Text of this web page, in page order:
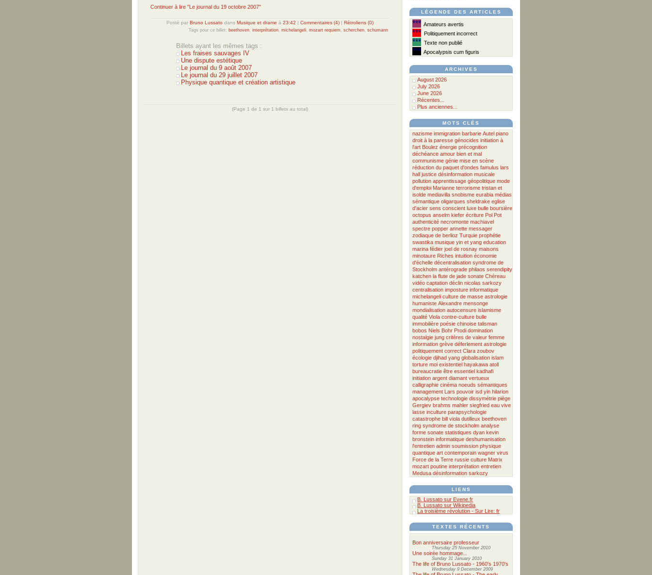
Continuer à lire "Le journal du 19 octobre 2007"
Posté par Bruno Lussato dans Musique et drame à 23:42 | Commentaires (4) | Rétroliens (0)
Tags pour ce billet: beethoven interprétation michelangeli mozart requiem scherchen schumann
Billets ayant les mêmes tags :
Les fraises sauvages IV
Une dispute estétique
Le journal du 9 août 2007
Le journal du 29 juillet 2007
Physique quantique et création artistique
(Page 1 de 1 sur 1 billets au total)
LÉGENDE DES ARTICLES
*** Amateurs avertis
*** Politiquement incorrect
*** Texte non publié
*** Apocalypsis cum figuris
ARCHIVES
August 2026
July 2026
June 2026
Récentes...
Plus anciennes...
MOTS CLÉS
nazisme immigration barbarie Autel piano
droit à la paresse génocides initiation à
l'art Boulez énergie précognition
déchéance amour bien et mal
communisme génie mise en scène
réduction du paquet d'ondes famulus lars
hall justice désinformation musicale
pollution apprentissage géopolitique mode
d'emploi Marianne terrorisme tristan et
isolde mediavilla snobisme eurabia médias
sémantique oligarques sheldrake eglise
d'acier sens conscient luxe bulle boursière
octopus anselm kiefer écriture Pol Pot
authenticité necromonte machiavel
spectre popper annette messager
zodiaque de berlioz Turquie prophétie
swastika musique yin et yang education
marina fédier joel de rosnay maisons
minotaure Riches intuition économie
d'échelle décentralisation syndrome de
Stockholm antérograde philaos serendipity
katchen la flute de jade sonate Chéreau
vidéo captation déclin nicolas sarkozy
centralisation imposture informatique
michelangeli culture de masse astrologie
humaniste Alexandre mensonge
mondialisation autocensure islamisme
qualité Viola contre-culture bulle
immobilière poésie chinoise talisman
bobos Niels Bohr Prodi domination
nostalgie jung critères de valeur femme
information grève déferlement astrologie
politiquement correct Clara zoubov
écologie djihad yang globalisation islam
torture moi existentiel hayakawa atoll
bureaucratie être essentiel kadhafi
initiation argent diamant vertueux
calligraphie cinéma noeuds sémantiques
management Lars pouvoir isd yin hilarion
apocalypse technologie dissymétrie piège
Gergiev brahms mahler siegfried eau vive
lasse inculture parapsychologie
catastrophe bill viola dutilleux beethoven
ring syndrome de stockholm analyse
forme sonate statistiques dyan kevin
bronstein informatique deshumanisation
l'entretien admin soumission physique
quantique art contemporain wagner virus
Force de la Terre russie culture Matrix
mozart poutine interprétation entretien
Medusa désinformation sarkozy
LIENS
B. Lussato sur Evene.fr
B. Lussato sur Wikipedia
La troisième révolution - Sur Lire: fr
TEXTES RÉCENTS
Bon anniversaire professeur
Thursday 25 November 2010
Une soirée hommage...
Sunday 31 January 2010
The life of Bruno Lussato - 1960's 1970's
Wednesday 9 December 2009